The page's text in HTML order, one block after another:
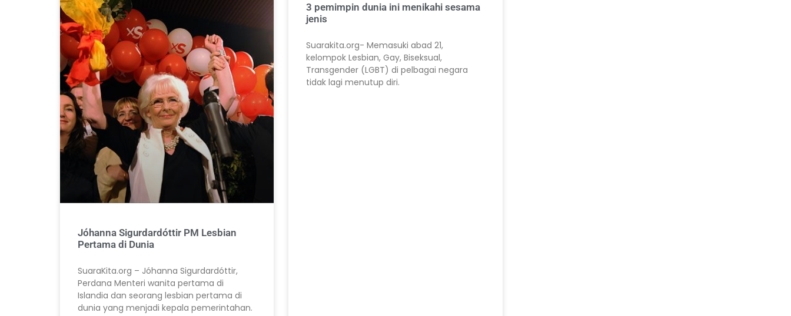
Jóhanna Sigurdardóttir PM Lesbian
Pertama di Dunia
SuaraKita.org – Jóhanna Sigurdardóttir,
Perdana Menteri wanita pertama di
Islandia dan seorang lesbian pertama di
dunia yang menjadi kepala pemerintahan.
3 pemimpin dunia ini menikahi sesama
jenis
Suarakita.org- Memasuki abad 21,
kelompok Lesbian, Gay, Biseksual,
Transgender (LGBT) di pelbagai negara
tidak lagi menutup diri.